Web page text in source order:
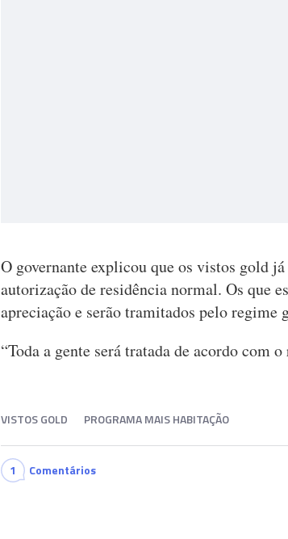
O governante explicou que os vistos gold
autorização de residência normal. Os que
apreciação e serão tramitados pelo regime
“Toda a gente será tratada de acordo com
VISTOS GOLD PROGRAMA MAIS HABITAÇÃO
1 Comentários